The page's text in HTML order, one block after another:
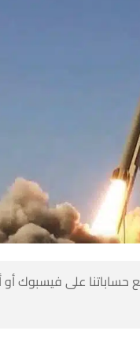
حساباتنا على فيسبوك